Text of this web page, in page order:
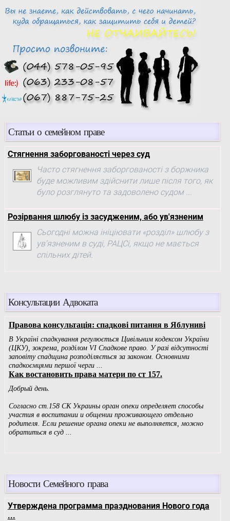
Статьи о семейном праве
Стягнення заборгованості через суд
Часто стягнення заборгованості з боржника
буде можливим здійснити лише після того, як
було розглянуто та задоволено судом ...
Розірвання шлюбу із засудженим, або ув'язненим
Сьогодні можна ініціювати «розділ» шлюбу з
ув'язненим в суді, РАЦСі, якщо не мається
спільних дітей.
Консультации Адвоката
Новости Семейного права
Утверждена программа празднования Нового года
...